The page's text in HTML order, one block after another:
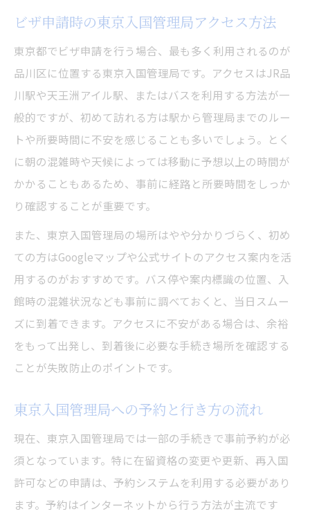
ビザ申請時の東京入国管理局アクセス方法
東京都でビザ申請を行う場合、最も多く利用されるのが
品川区に位置する東京入国管理局です。アクセスはJR品
川駅や天王洲アイル駅、またはバスを利用する方法が一
般的ですが、初めて訪れる方は駅から管理局までのルー
トや所要時間に不安を感じることも多いでしょう。とく
に朝の混雑時や天候によっては移動に予想以上の時間が
かかることもあるため、事前に経路と所要時間をしっか
り確認することが重要です。
また、東京入国管理局の場所はやや分かりづらく、初め
ての方はGoogleマップや公式サイトのアクセス案内を活
用するのがおすすめです。バス停や案内標識の位置、入
館時の混雑状況なども事前に調べておくと、当日スムー
ズに到着できます。アクセスに不安がある場合は、余裕
をもって出発し、到着後に必要な手続き場所を確認する
ことが失敗防止のポイントです。
東京入国管理局への予約と行き方の流れ
現在、東京入国管理局では一部の手続きで事前予約が必
須となっています。特に在留資格の変更や更新、再入国
許可などの申請は、予約システムを利用する必要があり
ます。予約はインターネットから行う方法が主流です